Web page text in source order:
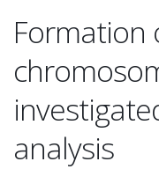
Formation
analysis